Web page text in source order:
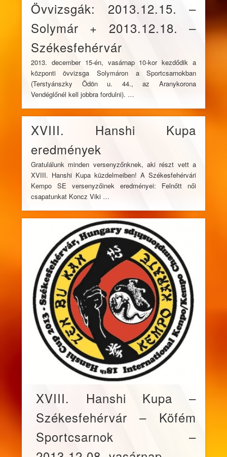
Övvizsgák: 2013.12.15. –
Solymár + 2013.12.18. –
Székesfehérvár
2013. december 15-én, vasárnap 10-kor kezdődik a
központi övvizsga Solymáron a Sportcsarnokban
(Terstyánszky Ödön u. 44., az Aranykorona
Vendéglőnél kell jobbra fordulni). …
XVIII. Hanshi Kupa
eredmények
Gratulálunk minden versenyzőnknek, aki részt vett a
XVIII. Hanshi Kupa küzdelmeiben! A Székesfehérvári
Kempo SE versenyzőinek eredményei: Felnőtt női
csapatunkat Koncz Viki …
XVIII. Hanshi Kupa –
Székesfehérvár – Köfém
Sportcsarnok –